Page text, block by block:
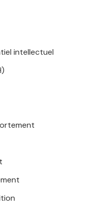
intellectuel